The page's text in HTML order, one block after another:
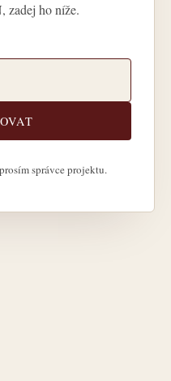
zadej ho níže.
správce projektu.